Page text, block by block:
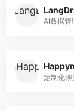
AI数据
定制化聊